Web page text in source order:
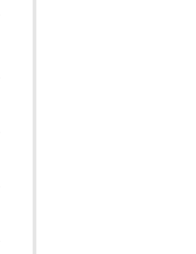
度専門家にご相